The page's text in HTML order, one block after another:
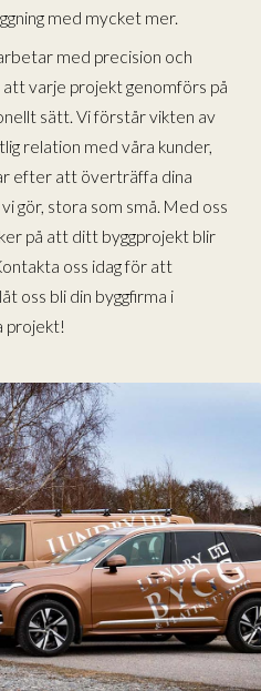
med mycket mer.
med precision och
varje projekt genomförs på
sätt. Vi förstår vikten av
relation med våra kunder,
efter att överträffa dina
gör, stora som små. Med oss
på att ditt byggprojekt blir
oss idag för att
oss bli din byggfirma i
projekt!